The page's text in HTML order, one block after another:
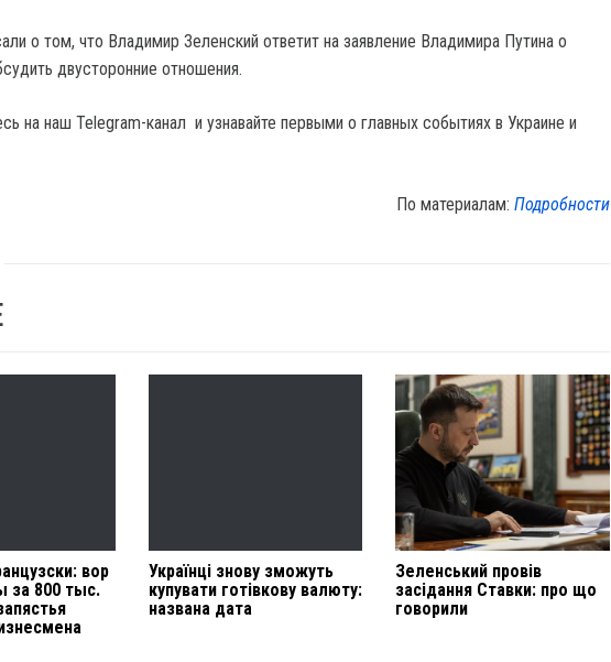
о том, что Владимир Зеленский ответит на заявление Владимира Путина о
двусторонние отношения.
на наш Telegram-канал и узнавайте первыми о главных событиях в Украине и
По материалам:Подробности
вор
за 800 тыс.
Українці знову зможуть
купувати готівкову валюту:
названа дата
Зеленський провів
засідання Ставки: про що
говорили